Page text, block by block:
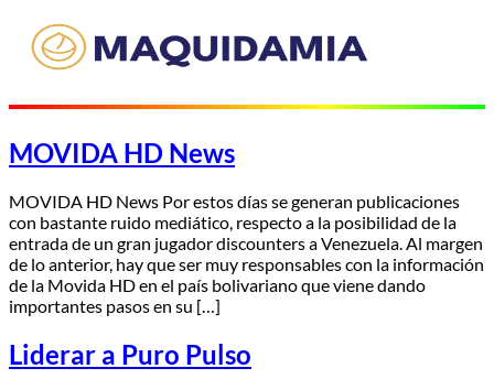
MOVIDA HD News
MOVIDA HD News Por estos días se generan publicaciones
con bastante ruido mediático, respecto a la posibilidad de la
entrada de un gran jugador discounters a Venezuela. Al margen
de lo anterior, hay que ser muy responsables con la información
de la Movida HD en el país bolivariano que viene dando
importantes pasos en su […]
​Liderar a Puro Pulso